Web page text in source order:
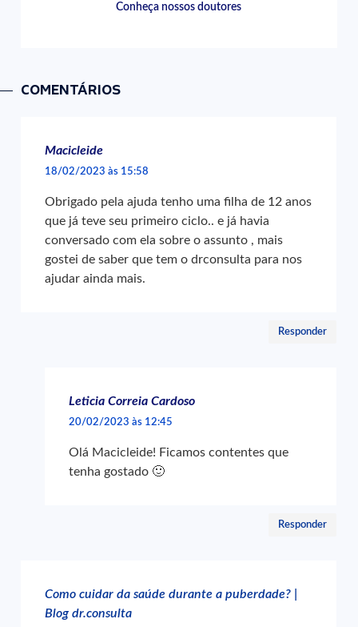
Conheça nossos doutores
COMENTÁRIOS
Macicleide
18/02/2023 às 15:58
Obrigado pela ajuda tenho uma filha de 12 anos
que já teve seu primeiro ciclo.. e já havia
conversado com ela sobre o assunto , mais
gostei de saber que tem o drconsulta para nos
ajudar ainda mais.
Responder
Leticia Correia Cardoso
20/02/2023 às 12:45
Olá Macicleide! Ficamos contentes que
tenha gostado 🙂
Responder
Como cuidar da saúde durante a puberdade? |
Blog dr.consulta